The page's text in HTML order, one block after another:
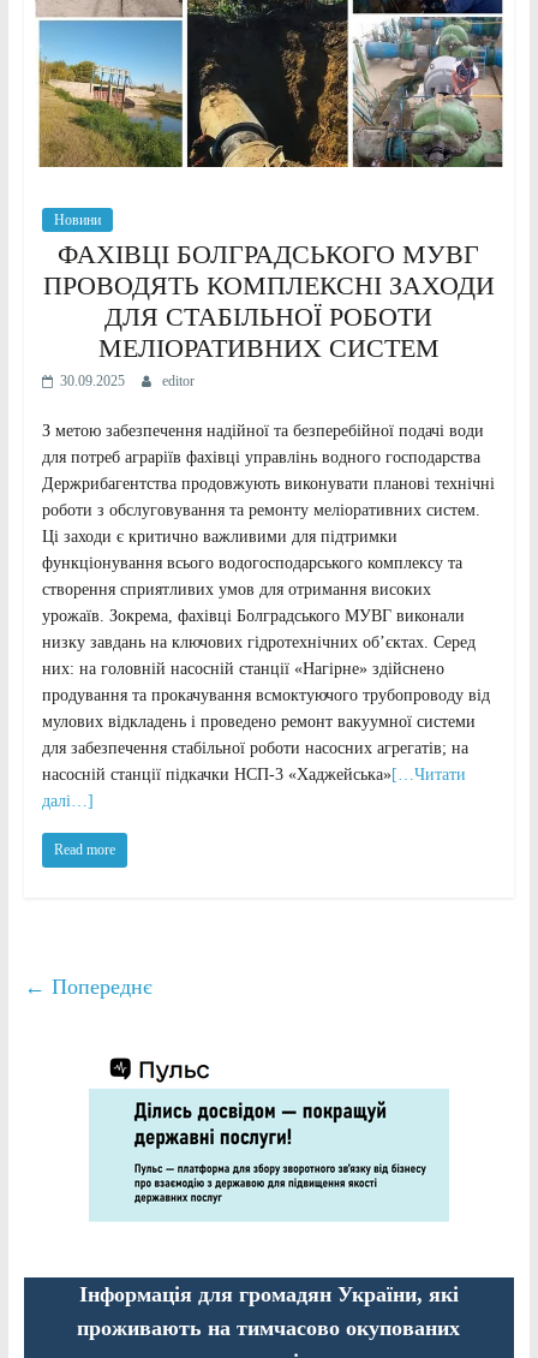
Новини
ФАХІВЦІ БОЛГРАДСЬКОГО МУВГ
ПРОВОДЯТЬ КОМПЛЕКСНІ ЗАХОДИ
ДЛЯ СТАБІЛЬНОЇ РОБОТИ
МЕЛІОРАТИВНИХ СИСТЕМ
30.09.2025 editor
З метою забезпечення надійної та безперебійної подачі води
для потреб аграріїв фахівці управлінь водного господарства
Держрибагентства продовжують виконувати планові технічні
роботи з обслуговування та ремонту меліоративних систем.
Ці заходи є критично важливими для підтримки
функціонування всього водогосподарського комплексу та
створення сприятливих умов для отримання високих
урожаїв. Зокрема, фахівці Болградського МУВГ виконали
низку завдань на ключових гідротехнічних об’єктах. Серед
них: на головній насосній станції «Нагірне» здійснено
продування та прокачування всмоктуючого трубопроводу від
мулових відкладень і проведено ремонт вакуумної системи
для забезпечення стабільної роботи насосних агрегатів; на
насосній станції підкачки НСП-3 «Хаджейська»[…Читати
далі…]
Read more
← Попереднє
Інформація для громадян України, які
проживають на тимчасово окупованих